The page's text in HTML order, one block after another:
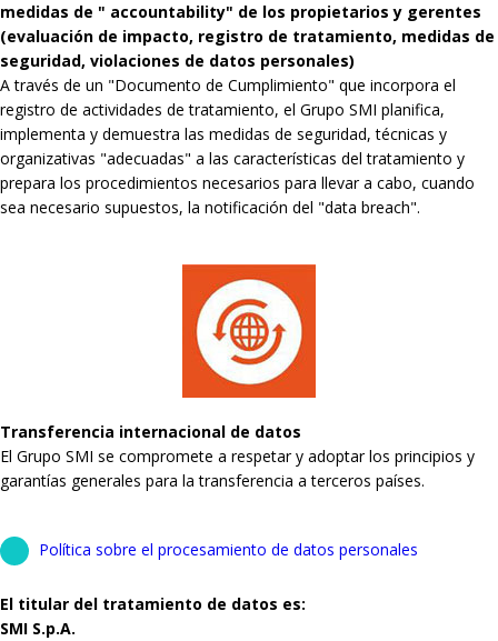
medidas de " accountability" de los propietarios y gerentes
(evaluación de impacto, registro de tratamiento, medidas de
seguridad, violaciones de datos personales)
A través de un "Documento de Cumplimiento" que incorpora el
registro de actividades de tratamiento, el Grupo SMI planifica,
implementa y demuestra las medidas de seguridad, técnicas y
organizativas "adecuadas" a las características del tratamiento y
prepara los procedimientos necesarios para llevar a cabo, cuando
sea necesario supuestos, la notificación del "data breach".
Transferencia internacional de datos
El Grupo SMI se compromete a respetar y adoptar los principios y
garantías generales para la transferencia a terceros países.
Política sobre el procesamiento de datos personales
El titular del tratamiento de datos es:
SMI S.p.A.